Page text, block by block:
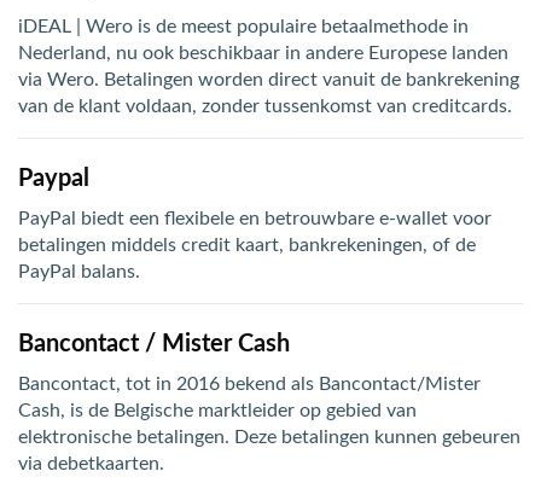
(Fittingen)
(Flexibele slangen)
(Gereedschap)
(Hemelwaterafvoer & riolering)
(Circulatiepompen, pompgroepen & verdelers)
(Installatiemateriaal)
(Rookkanalen)
(Sanitair)
(Verwarming, kachels & ketels)
iDEAL | Wero is de meest populaire betaalmethode in
Nederland, nu ook beschikbaar in andere Europese landen
via Wero. Betalingen worden direct vanuit de bankrekening
van de klant voldaan, zonder tussenkomst van creditcards.
Paypal
PayPal biedt een flexibele en betrouwbare e-wallet voor
betalingen middels credit kaart, bankrekeningen, of de
PayPal balans.
Bancontact / Mister Cash
Bancontact, tot in 2016 bekend als Bancontact/Mister
Cash, is de Belgische marktleider op gebied van
elektronische betalingen. Deze betalingen kunnen gebeuren
via debetkaarten.